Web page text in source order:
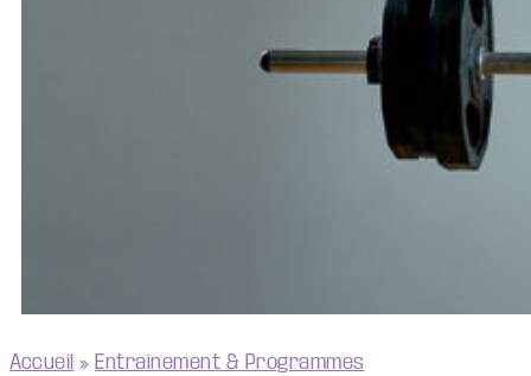
Accueil » Entraînement & Programmes